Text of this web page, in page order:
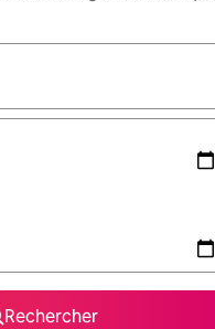
s'affichent, utilisez les
Rechercher